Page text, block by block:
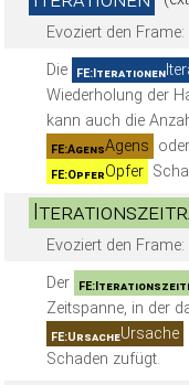
Evoziert den Frame:
Die FE:Iterationen
Wiederholung der
kann auch die
FE:AgensAgens
FE:OpferOpfer
Evoziert den Frame:
Der
Zeitspanne, in der
FE:UrsacheUrsache
Schaden zufügt.